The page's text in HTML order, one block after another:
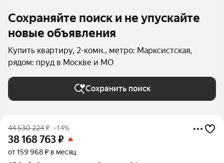
Сохраняйте поиск и не упускайте
новые объявления
Купить квартиру, 2-комн., метро: Марксистская,
рядом: пруд в Москве и МО
Сохранить поиск
44 530 224₽ –14%
38 168 763₽
от 159 968 ₽ в месяц